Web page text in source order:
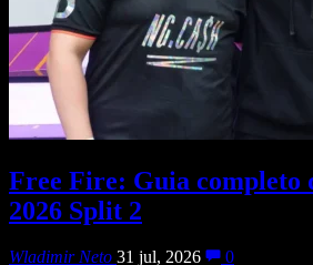
Free Fire: Guia completo
2026 Split 2
Wladimir Neto 31 jul, 2026
0